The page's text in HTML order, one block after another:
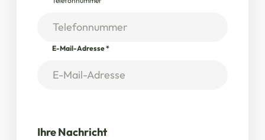
E-Mail-Adresse*
Ihre Nachricht